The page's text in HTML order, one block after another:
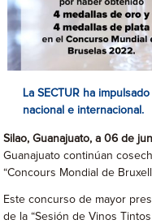
La SECTUR ha
nacional e internacional.
Silao, Guanajuato, a 06 de
Guanajuato continúan
“Concours Mondial de
Este concurso de mayor
de la “Sesión de Vinos